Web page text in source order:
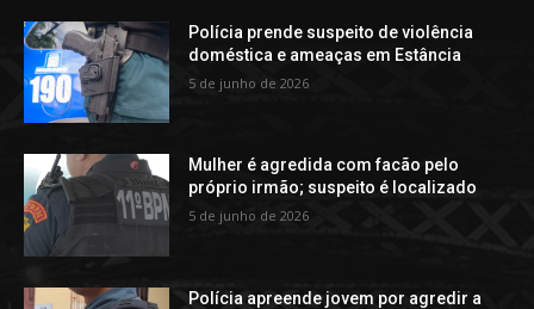
Polícia prende suspeito de violência
doméstica e ameaças em Estância
5 de junho de 2026
Mulher é agredida com facão pelo
próprio irmão; suspeito é localizado
5 de junho de 2026
Polícia apreende jovem por agredir a